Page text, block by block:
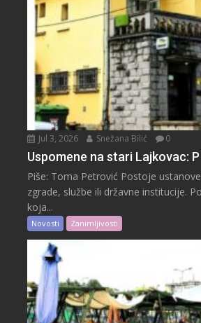
Jul 3, 2026 Snežana Bilić 0
Uspomene na stari Lajkovac: P
Piše: Toma Petrović Postoje
zgrade, službe ili državne institucije.
koja...
Novosti Zanimljivosti